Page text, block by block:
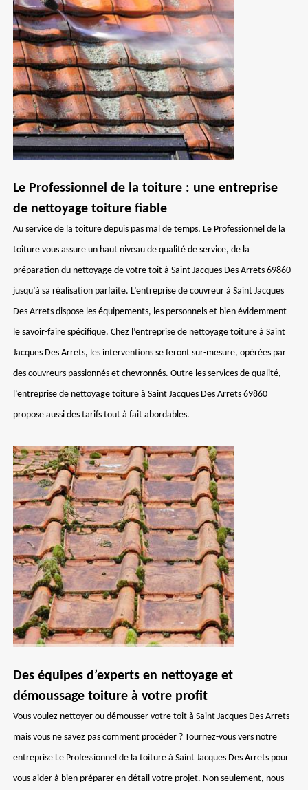
Le Professionnel de la toiture : une entreprise
de nettoyage toiture fiable
Au service de la toiture depuis pas mal de temps, Le Professionnel de la
toiture vous assure un haut niveau de qualité de service, de la
préparation du nettoyage de votre toit à Saint Jacques Des Arrets 69860
jusqu’à sa réalisation parfaite. L’entreprise de couvreur à Saint Jacques
Des Arrets dispose les équipements, les personnels et bien évidemment
le savoir-faire spécifique. Chez l’entreprise de nettoyage toiture à Saint
Jacques Des Arrets, les interventions se feront sur-mesure, opérées par
des couvreurs passionnés et chevronnés. Outre les services de qualité,
l’entreprise de nettoyage toiture à Saint Jacques Des Arrets 69860
propose aussi des tarifs tout à fait abordables.
Des équipes d’experts en nettoyage et
démoussage toiture à votre profit
Vous voulez nettoyer ou démousser votre toit à Saint Jacques Des Arrets
mais vous ne savez pas comment procéder ? Tournez-vous vers notre
entreprise Le Professionnel de la toiture à Saint Jacques Des Arrets pour
vous aider à bien préparer en détail votre projet. Non seulement, nous